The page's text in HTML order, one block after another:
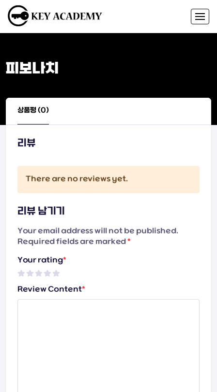
피보나치
상품평 (0)
리뷰
There are no reviews yet.
리뷰 남기기
Your email address will not be published.
Required fields are marked*
Your rating*
Review Content*